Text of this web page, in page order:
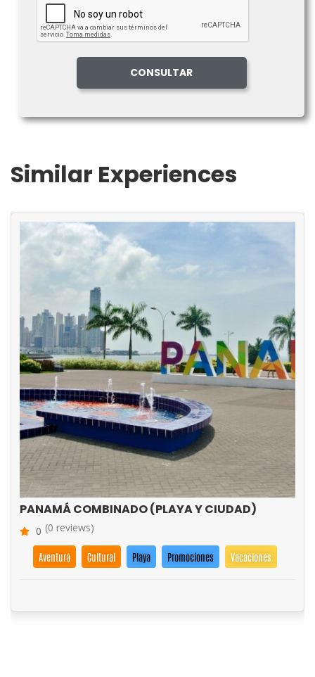
Similar Experiences
PANAMÁ COMBINADO (PLAYA Y CIUDAD)
0 (0 reviews)
Aventura Cultural Playa Promociones Vacaciones